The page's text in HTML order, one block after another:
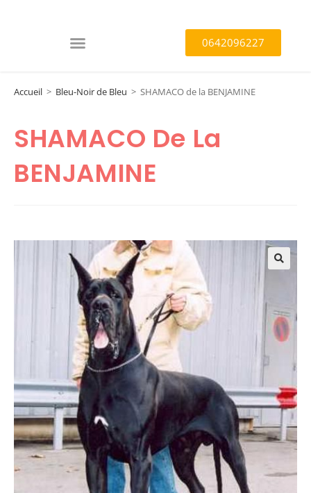
0642096227
Accueil > Bleu-Noir de Bleu > SHAMACO de la BENJAMINE
SHAMACO De La
BENJAMINE